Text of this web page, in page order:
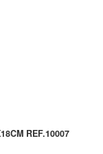
REF.10007